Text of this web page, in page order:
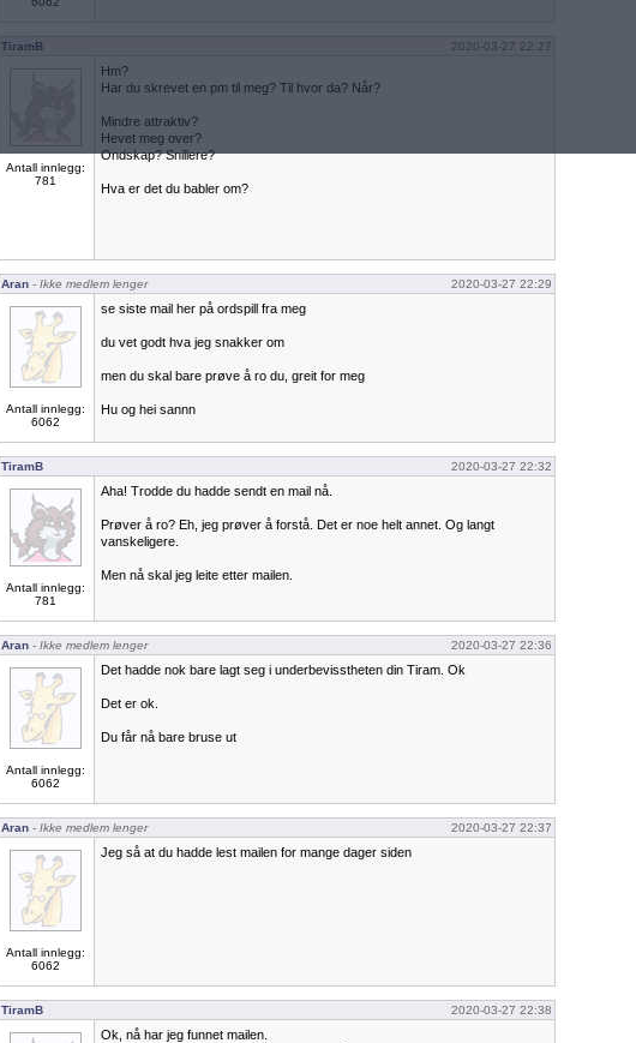
TiramB 2020-03-27 22:27
Antall innlegg:
781
Hm?
Har du skrevet en pm til meg? Til hvor da? Når?
Mindre attraktiv?
Hevet meg over?
Ondskap? Snillere?
Hva er det du babler om?
Aran - Ikke medlem lenger 2020-03-27 22:29
Antall innlegg:
6062
se siste mail her på ordspill fra meg
du vet godt hva jeg snakker om
men du skal bare prøve å ro du, greit for meg
Hu og hei sannn
TiramB 2020-03-27 22:32
Antall innlegg:
781
Aha! Trodde du hadde sendt en mail nå.
Prøver å ro? Eh, jeg prøver å forstå. Det er noe helt annet. Og langt
vanskeligere.
Men nå skal jeg leite etter mailen.
Aran - Ikke medlem lenger 2020-03-27 22:36
Antall innlegg:
6062
Det hadde nok bare lagt seg i underbevisstheten din Tiram. Ok
Det er ok.
Du får nå bare bruse ut
Aran - Ikke medlem lenger 2020-03-27 22:37
Antall innlegg:
6062
Jeg så at du hadde lest mailen for mange dager siden
TiramB 2020-03-27 22:38
Ok, nå har jeg funnet mailen.